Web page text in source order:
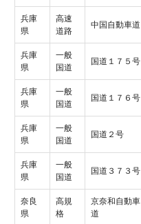
兵庫
県
高速
道路
中国自動車道
兵庫
県
一般
国道
国道１７５号
兵庫
県
一般
国道
国道１７６号
兵庫
県
一般
国道
国道２号
兵庫
県
一般
国道
国道３７３号
奈良
県
高規
格
京奈和自動車
道